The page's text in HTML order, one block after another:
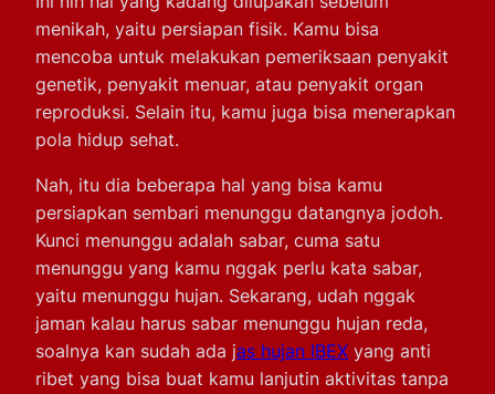
menikah, yaitu persiapan fisik. Kamu bisa
mencoba untuk melakukan pemeriksaan penyakit
genetik, penyakit menuar, atau penyakit organ
reproduksi. Selain itu, kamu juga bisa menerapkan
pola hidup sehat.
Nah, itu dia beberapa hal yang bisa kamu
persiapkan sembari menunggu datangnya jodoh.
Kunci menunggu adalah sabar, cuma satu
menunggu yang kamu nggak perlu kata sabar,
yaitu menunggu hujan. Sekarang, udah nggak
jaman kalau harus sabar menunggu hujan reda,
soalnya kan sudah ada jas hujan IBEX yang anti
ribet yang bisa buat kamu lanjutin aktivitas tanpa